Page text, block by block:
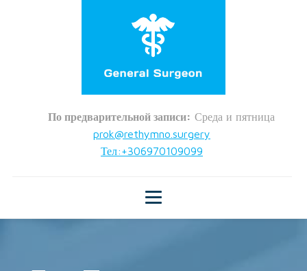
По предварительной записи: Среда и пятница
prok@rethymno.surgery
Тел:+306970109099